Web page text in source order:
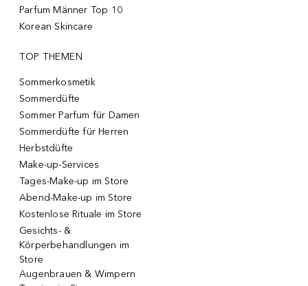
Parfum Männer Top 10
Korean Skincare
TOP THEMEN
Sommerkosmetik
Sommerdüfte
Sommer Parfum für Damen
Sommerdüfte für Herren
Herbstdüfte
Make-up-Services
Tages-Make-up im Store
Abend-Make-up im Store
Kostenlose Rituale im Store
Gesichts- &
Körperbehandlungen im
Store
Augenbrauen & Wimpern